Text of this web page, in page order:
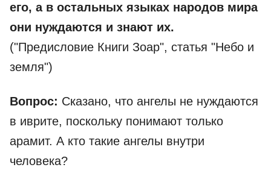
его, а в остальных языках народов мира
они нуждаются и знают их.
("Предисловие Книги Зоар", статья "Небо и
земля")
Вопрос: Сказано, что ангелы не нуждаются
в иврите, поскольку понимают только
арамит. А кто такие ангелы внутри
человека?